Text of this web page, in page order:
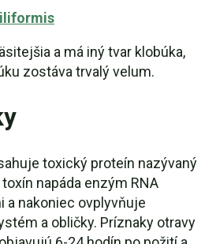
a má iný tvar klobúka,
zostáva trvalý velum.
toxický proteín nazývaný
napáda enzým RNA
a nakoniec ovplyvňuje
a obličky. Príznaky otravy